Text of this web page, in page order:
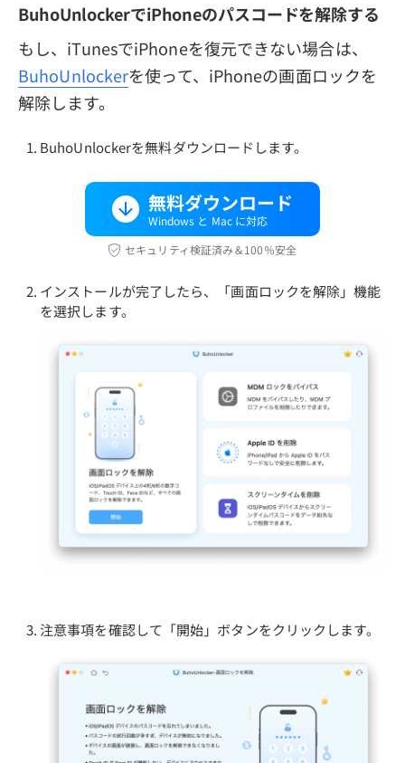
BuhoUnlockerでiPhoneのパスコードを解除する
もし、iTunesでiPhoneを復元できない場合は、
BuhoUnlockerを使って、iPhoneの画面ロックを
解除します。
BuhoUnlockerを無料ダウンロードします。
無料ダウンロード
Windows と Mac に対応
セキュリティ検証済み＆100％安全
インストールが完了したら、「画面ロックを解除」機能
を選択します。
注意事項を確認して「開始」ボタンをクリックします。